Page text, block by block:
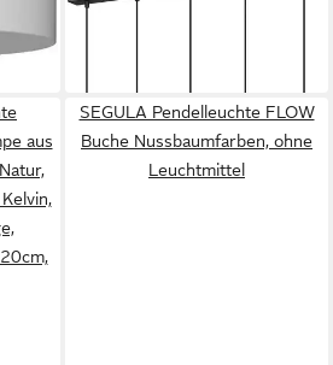
aus
SEGULA Pendelleuchte FLOW
Buche Nussbaumfarben, ohne
Leuchtmittel